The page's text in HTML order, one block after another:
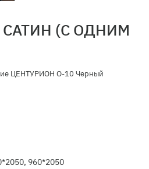
(С ОДНИМ
ЦЕНТУРИОН О-10 Черный
960*2050